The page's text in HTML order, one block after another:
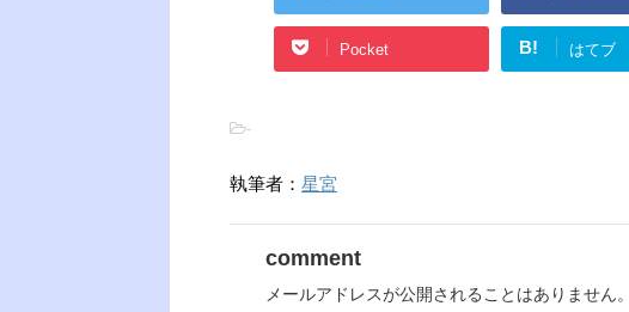
Pocket B! はてブ
-
執筆者： 星宮
comment
メールアドレスが公開されることはありません。